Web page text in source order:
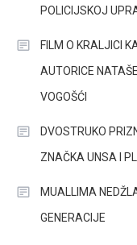
POLICIJSKOJ
FILM O KRALJICI
AUTORICE
VOGOŠĆI
DVOSTRUKO
ZNAČKA UNSA I
MUALLIMA
GENERACIJE